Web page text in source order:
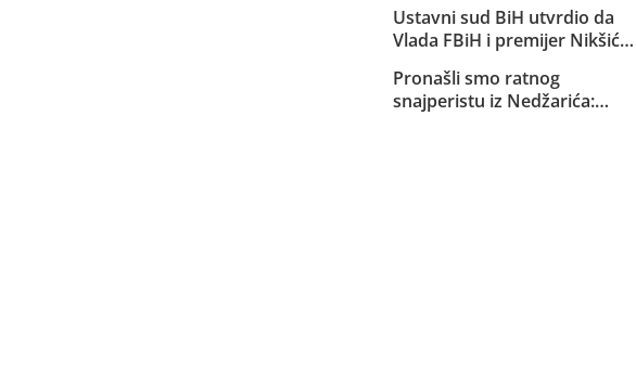
Republike Srpske za akciju u
Bugojnu!
Ustavni sud BiH utvrdio da
Vlada FBiH i premijer Nikšić
odluka: Sud obavijestio
državno Tužilaštvo
Pronašli smo ratnog
snajperistu iz Nedžarića: